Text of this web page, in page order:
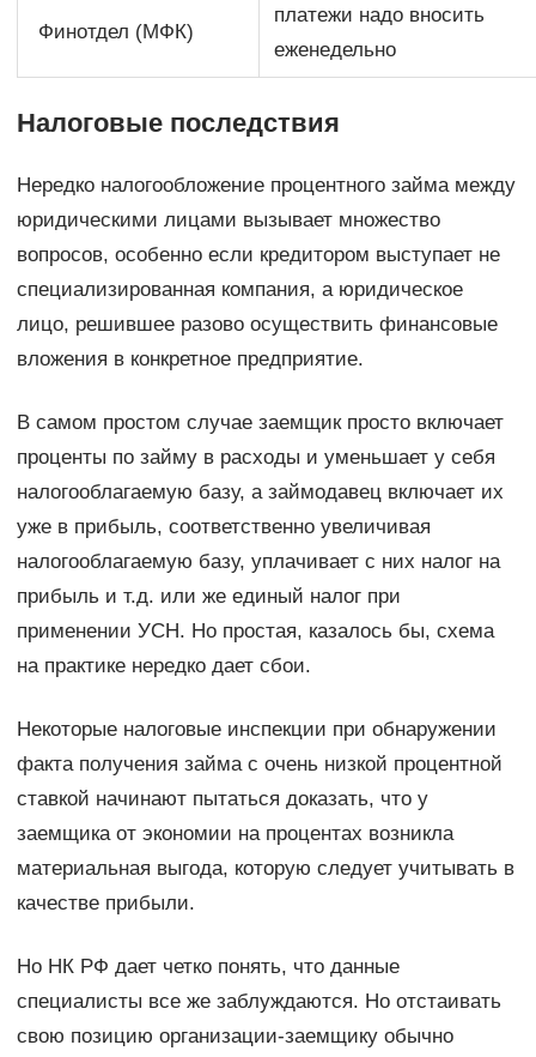
Финотдел (МФК)
платежи надо вносить
еженедельно
Налоговые последствия
Нередко налогообложение процентного займа между
юридическими лицами вызывает множество
вопросов, особенно если кредитором выступает не
специализированная компания, а юридическое
лицо, решившее разово осуществить финансовые
вложения в конкретное предприятие.
В самом простом случае заемщик просто включает
проценты по займу в расходы и уменьшает у себя
налогооблагаемую базу, а займодавец включает их
уже в прибыль, соответственно увеличивая
налогооблагаемую базу, уплачивает с них налог на
прибыль и т.д. или же единый налог при
применении УСН. Но простая, казалось бы, схема
на практике нередко дает сбои.
Некоторые налоговые инспекции при обнаружении
факта получения займа с очень низкой процентной
ставкой начинают пытаться доказать, что у
заемщика от экономии на процентах возникла
материальная выгода, которую следует учитывать в
качестве прибыли.
Но НК РФ дает четко понять, что данные
специалисты все же заблуждаются. Но отстаивать
свою позицию организации-заемщику обычно